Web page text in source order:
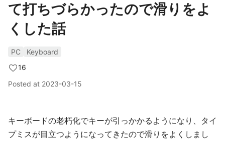
て打ちづらかったので滑りをよ
くした話
PC
Keyboard
16
Posted at 2023-03-15
キーボードの老朽化でキーが引っかかるようになり、タイ
プミスが目立つようになってきたので滑りをよくしまし